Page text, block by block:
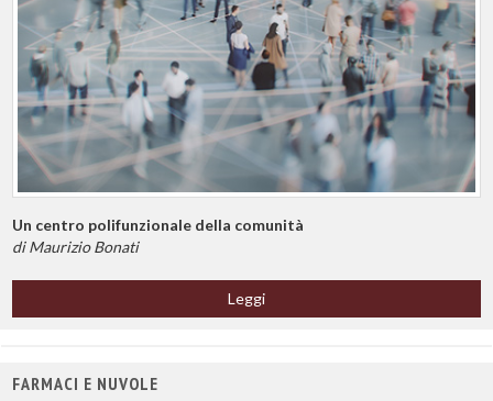
Un centro polifunzionale della comunità
di Maurizio Bonati
Leggi
FARMACI E NUVOLE